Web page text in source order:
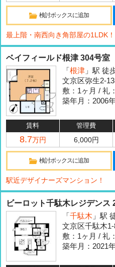
検討ボックスに追加
最上階・南西向き角部屋の1LDK！
ベイフィールド根津 304号室
「 根津 」駅 徒
文京区弥生2-
敷：1ヶ月 / 礼
築年月：2006
賃料 管理費
8.7万円 6,000円
検討ボックスに追加
駅近デザイナーズマンション！
ビーロット千駄木レジデンス
「 千駄木 」駅
文京区千駄木
敷：1ヶ月 / 礼
築年月：2021